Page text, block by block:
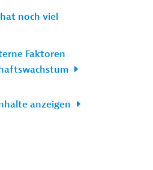
noch viel
Faktoren
anzeigen